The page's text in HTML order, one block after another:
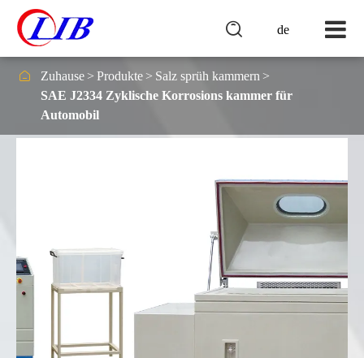
de

 Zuhause Produkte
Salz sprüh kammern
SAE J2334 Zyklische Korrosions kammer für
Automobil